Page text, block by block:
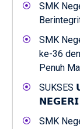
SMK
SMK
ke-36
Penuh
SMK